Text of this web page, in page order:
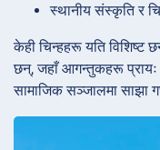
स्थानीय संस्कृति र
केही चिन्हहरू यति
छन्, जहाँ आगन्तुकहरू प्रायः
सामाजिक सञ्जालमा साझा